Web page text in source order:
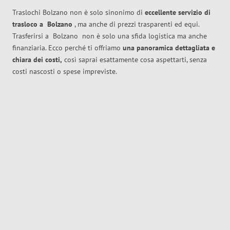
Traslochi Bolzano non è solo sinonimo di eccellente servizio di
trasloco a Bolzano , ma anche di prezzi trasparenti ed equi.
Trasferirsi a Bolzano non è solo una sfida logistica ma anche
finanziaria. Ecco perché ti offriamo una panoramica dettagliata e
chiara dei costi, così saprai esattamente cosa aspettarti, senza
costi nascosti o spese impreviste.